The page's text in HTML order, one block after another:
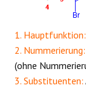
1. Hauptfunktion:
2. Nummerierung:
(ohne
3. Substituenten: